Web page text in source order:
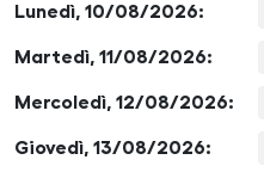
Lunedì, 10/08/2026:
Martedì, 11/08/2026:
Mercoledì, 12/08/2026:
Giovedì, 13/08/2026: